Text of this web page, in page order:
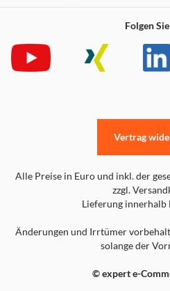
Folgen
Alle Preise in Euro und inkl. der
zzgl.
Lieferung innerhalb
Änderungen und Irrtümer
solange der
© expert e-
Vertrag